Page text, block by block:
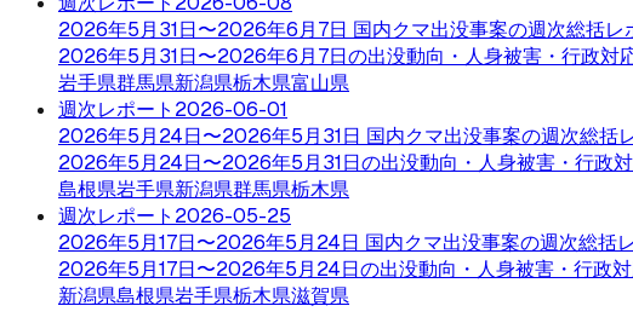
2026年5月31日〜2026年6月7日 国内クマ出没事案の週次総括レ
2026年5月31日〜2026年6月7日の出没動向・人身被害・行政対
岩手県群馬県新潟県栃木県富山県
週次レポート 2026-06-01
2026年5月24日〜2026年5月31日 国内クマ出没事案の週次総括
2026年5月24日〜2026年5月31日の出没動向・人身被害・行政
島根県岩手県新潟県群馬県栃木県
週次レポート 2026-05-25
2026年5月17日〜2026年5月24日 国内クマ出没事案の週次総括
2026年5月17日〜2026年5月24日の出没動向・人身被害・行政
新潟県島根県岩手県栃木県滋賀県